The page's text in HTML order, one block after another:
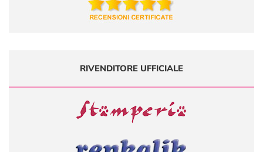
RIVENDITORE UFFICIALE